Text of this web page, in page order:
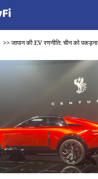
>>जापान की EV रणनीति: चीन को पकड़ना